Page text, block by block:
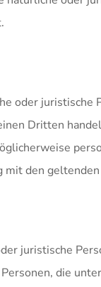
oder
Dritten
den
juristische
die